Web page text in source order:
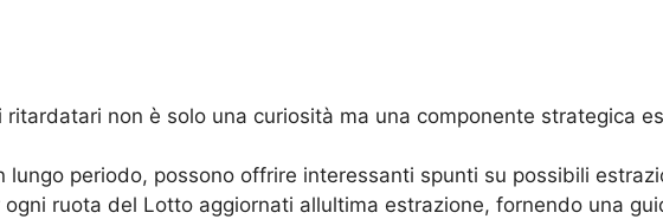
non è solo una curiosità ma una componente strategica
periodo, possono offrire interessanti spunti su possibili
ruota del Lotto aggiornati allultima estrazione, fornendo una